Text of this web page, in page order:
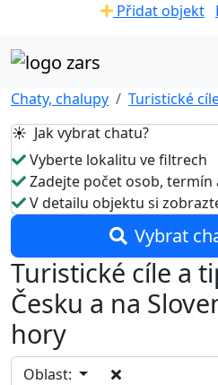
Přidat objekt
Chaty, chalupy
Turistické
☀️ Jak vybrat chatu?
Vyberte lokalitu ve filtrech
Zadejte počet osob,
V detailu objektu si
Vybrat
Turistické cíle a
Česku a na
hory
Oblast: